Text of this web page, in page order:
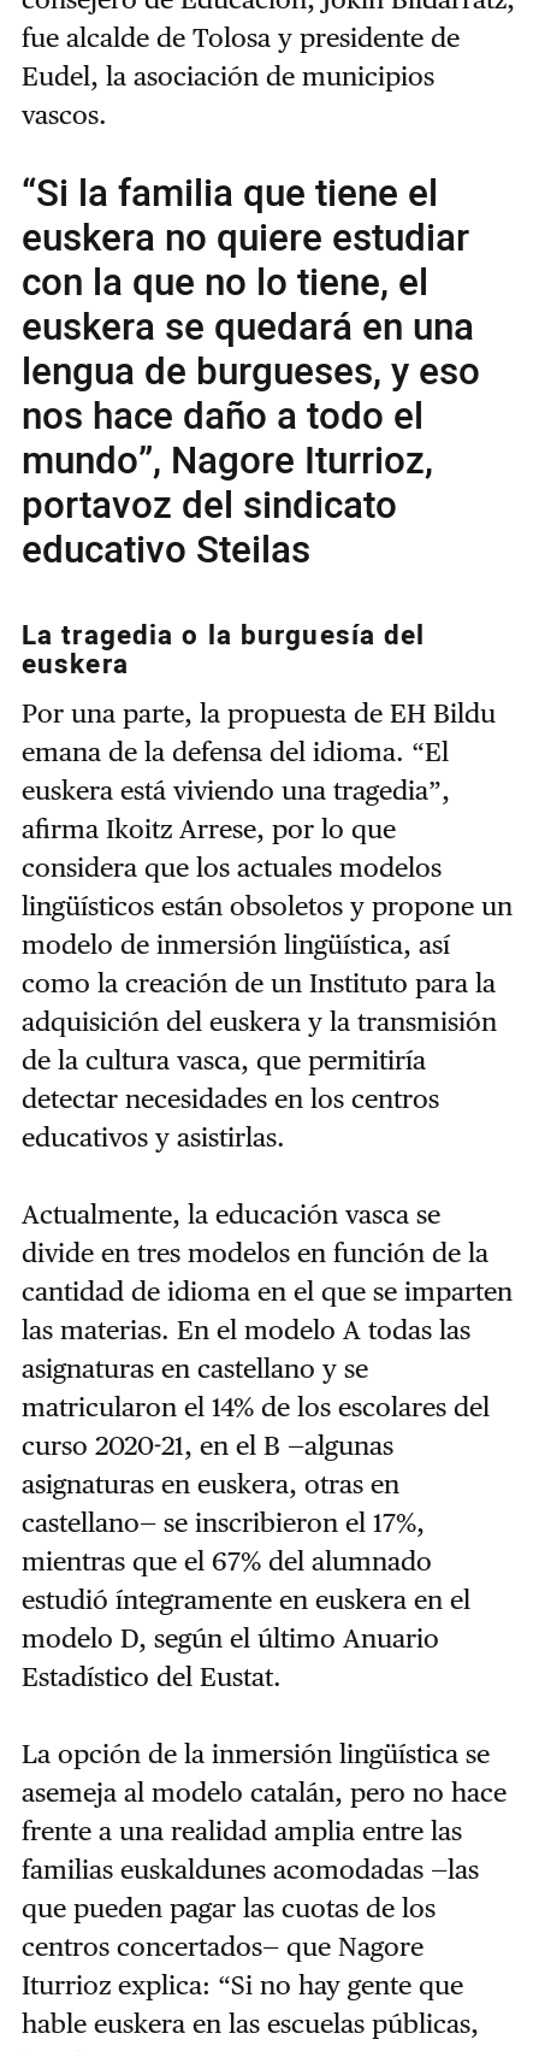
fue alcalde de Tolosa y presidente de
Eudel, la asociación de municipios
vascos.
“Si la familia que tiene el
euskera no quiere estudiar
con la que no lo tiene, el
euskera se quedará en una
lengua de burgueses, y eso
nos hace daño a todo el
mundo”, Nagore Iturrioz,
portavoz del sindicato
educativo Steilas
La tragedia o la burguesía del
euskera
Por una parte, la propuesta de EH Bildu
emana de la defensa del idioma. “El
euskera está viviendo una tragedia”,
afirma Ikoitz Arrese, por lo que
considera que los actuales modelos
lingüísticos están obsoletos y propone un
modelo de inmersión lingüística, así
como la creación de un Instituto para la
adquisición del euskera y la transmisión
de la cultura vasca, que permitiría
detectar necesidades en los centros
educativos y asistirlas.
Actualmente, la educación vasca se
divide en tres modelos en función de la
cantidad de idioma en el que se imparten
las materias. En el modelo A todas las
asignaturas en castellano y se
matricularon el 14% de los escolares del
curso 2020-21, en el B —algunas
asignaturas en euskera, otras en
castellano— se inscribieron el 17%,
mientras que el 67% del alumnado
estudió íntegramente en euskera en el
modelo D, según el último Anuario
Estadístico del Eustat.
La opción de la inmersión lingüística se
asemeja al modelo catalán, pero no hace
frente a una realidad amplia entre las
familias euskaldunes acomodadas —las
que pueden pagar las cuotas de los
centros concertados— que Nagore
Iturrioz explica: “Si no hay gente que
hable euskera en las escuelas públicas,